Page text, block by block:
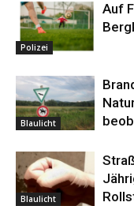
Polizei
Auf
Blaulicht
Blaulicht